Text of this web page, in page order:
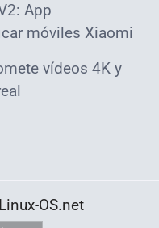
App
móviles Xiaomi
vídeos 4K y
OS.net